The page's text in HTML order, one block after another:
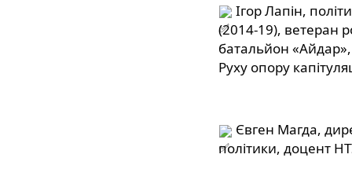
Ігор Лапін,
(2014-19), ветеран
батальйон
Руху опору
Євген Магда,
політики, доцент